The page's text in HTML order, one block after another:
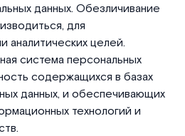
данных. Обезличивание
для
аналитических целей.
система персональных
содержащихся в базах
данных, и обеспечивающих
технологий и